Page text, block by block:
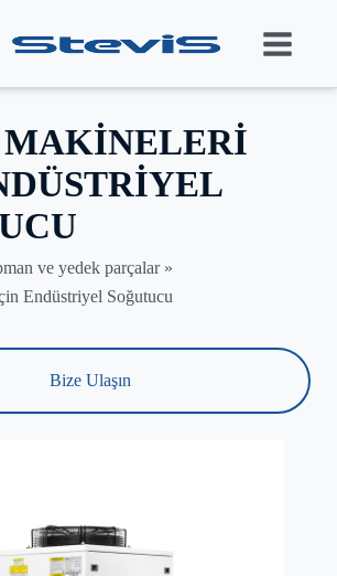
ve yedek parçalar»
Endüstriyel Soğutucu
Bize Ulaşın